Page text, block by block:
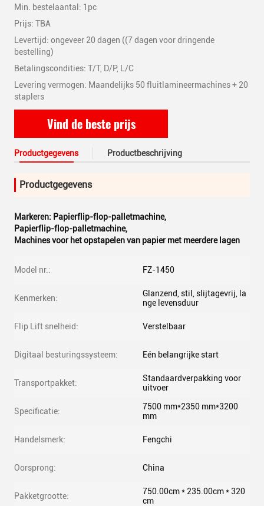
Min. bestelaantal: 1pc
Prijs: TBA
Levertijd: ongeveer 20 dagen ((7 dagen voor dringende
bestelling)
Betalingscondities: T/T, D/P, L/C
Levering vermogen: Maandelijks 50 fluitlamineermachines + 20
staplers
Vind de beste prijs
Productgegevens Productbeschrijving
Productgegevens
Markeren: Papierflip-flop-palletmachine,
Papierflip-flop-palletmachine,
Machines voor het opstapelen van papier met meerdere lagen
Model nr.: FZ-1450
Kenmerken:
Glanzend, stil, slijtagevrij, la
nge levensduur
Flip Lift snelheid: Verstelbaar
Digitaal besturingssysteem: Eén belangrijke start
Transportpakket:
Standaardverpakking voor
uitvoer
Specificatie:
7500 mm*2350 mm*3200
mm
Handelsmerk: Fengchi
Oorsprong: China
Pakketgrootte:
750.00cm * 235.00cm * 320
cm